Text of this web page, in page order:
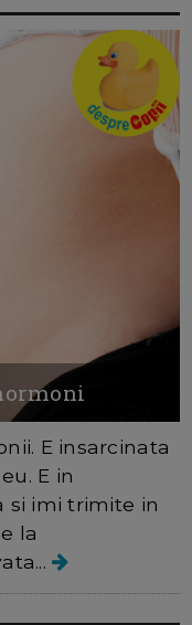
E insarcinata
E in
si imi trimite in
la